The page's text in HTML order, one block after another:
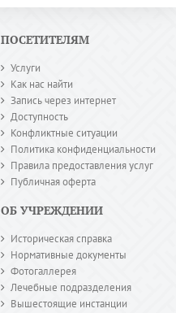
ПОСЕТИТЕЛЯМ
Услуги
Как нас найти
Запись через интернет
Доступность
Конфликтные ситуации
Политика конфиденциальности
Правила предоставления услуг
Публичная оферта
ОБ УЧРЕЖДЕНИИ
Историческая справка
Нормативные документы
Фотогаллерея
Лечебные подразделения
Вышестоящие инстанции